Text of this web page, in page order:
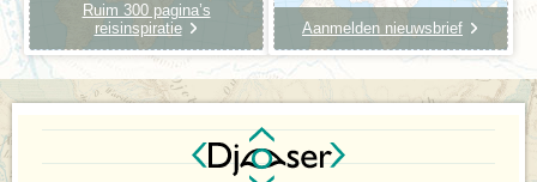
Ruim 300 pagina’s
reisinspiratie
Aanmelden nieuwsbrief